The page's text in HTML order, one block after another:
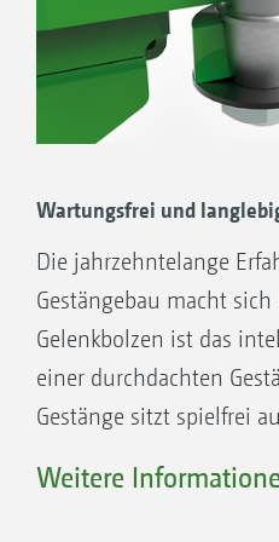
Klappern! Keine
Gestängeablagen.
Problem.
Sauber arbeiten!
Von den Gestängen
Spritzflüssigkeit auf den
Wartungsfrei und
Die jahrzehntelange
Gestängebau macht
Gelenkbolzen ist das
einer durchdachten
Gestänge sitzt spielfrei
nach Jahren noch eine
Weitere